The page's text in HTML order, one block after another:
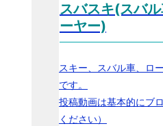
スバスキ(スバ
ーヤー)
スキー、スバル車、ロ
です。
投稿動画は基本的にブ
ください）